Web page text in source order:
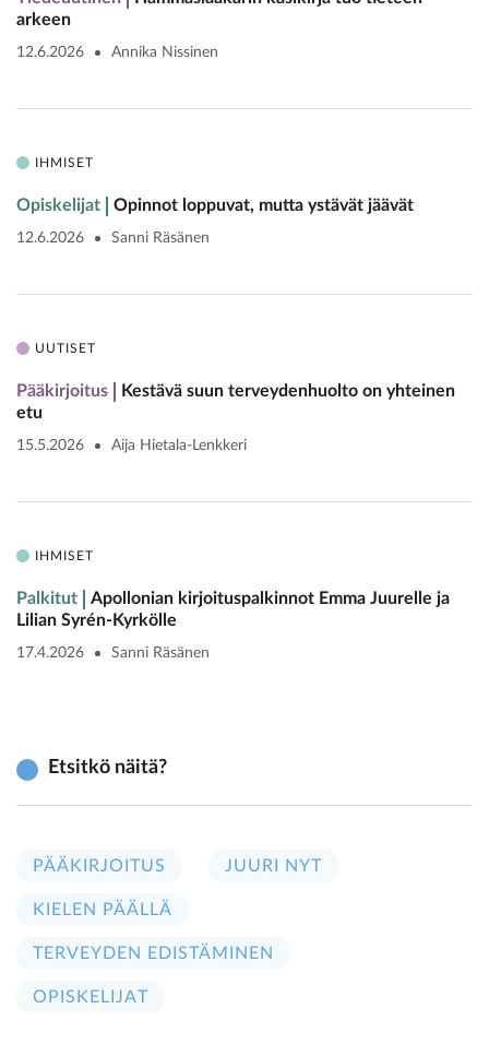
arkeen
12.6.2026 Annika Nissinen
IHMISET
Opiskelijat Opinnot loppuvat, mutta ystävät jäävät
12.6.2026 Sanni Räsänen
UUTISET
Pääkirjoitus
Kestävä suun terveydenhuolto on yhteinen
etu
15.5.2026 Aija Hietala-Lenkkeri
IHMISET
Palkitut
Apollonian kirjoituspalkinnot Emma Juurelle ja
Lilian Syrén-Kyrkölle
17.4.2026 Sanni Räsänen
Etsitkö näitä?
PÄÄKIRJOITUS JUURI NYT
KIELEN PÄÄLLÄ
TERVEYDEN EDISTÄMINEN
OPISKELIJAT